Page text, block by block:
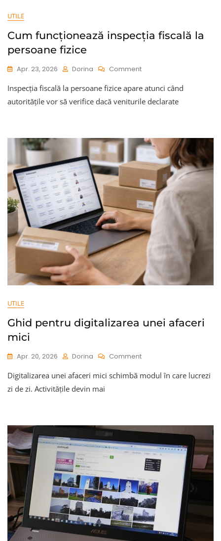
UTILE
Cum funcționează inspecția fiscală la
persoane fizice
Apr. 23, 2026 Dorina CommentOn
Funcționează
Inspecția
Fizice
Inspecția fiscală la persoane fizice apare atunci când
autoritățile vor să verifice dacă veniturile declarate
UTILE
Ghid pentru digitalizarea unei afaceri
mici
Apr. 20, 2026 Dorina CommentOn
Pentru
Digitalizarea unei afaceri mici schimbă modul în care lucrezi
zi de zi. Activitățile devin mai